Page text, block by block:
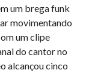
um brega funk
movimentando
um clipe
do cantor no
alcançou cinco